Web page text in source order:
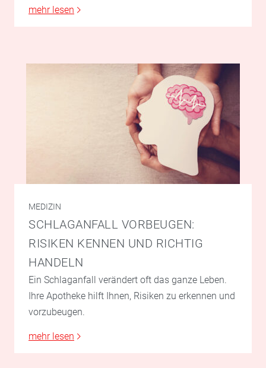
mehr lesen
MEDIZIN
SCHLAGANFALL VORBEUGEN:
RISIKEN KENNEN UND RICHTIG
HANDELN
Ein Schlaganfall verändert oft das ganze Leben.
Ihre Apotheke hilft Ihnen, Risiken zu erkennen und
vorzubeugen.
mehr lesen